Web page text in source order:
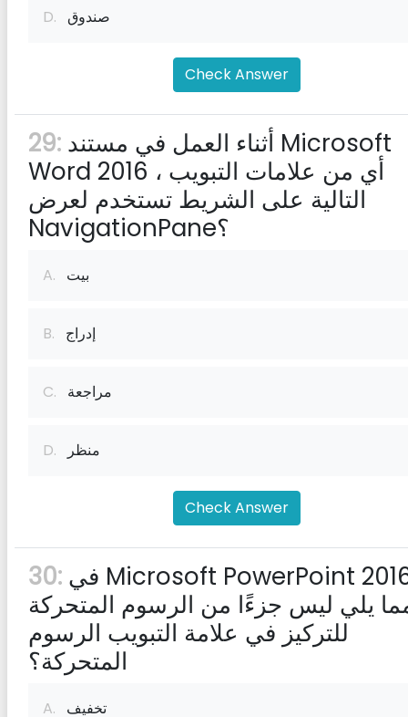
D. صندوق
Check Answer
29:
Word 2016 ، أي من علامات التبويب
التالية على الشريط تستخدم لعرض
NavigationPane؟
A. بيت
B. إدراج
C. مراجعة
D. منظر
Check Answer
30:
يلي ليس جزءًا من الرسوم المتحركة
للتركيز في علامة التبويب الرسوم
المتحركة؟
A. تخفيف